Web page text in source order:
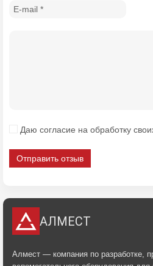
Даю согласие на обработку
Отправить отзыв
АЛМЕСТ
Алмест — компания по разработке,